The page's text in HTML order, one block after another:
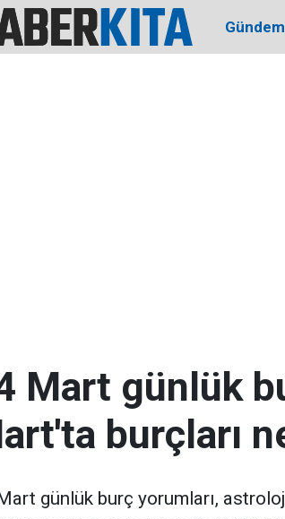
Gündem
Mart günlük
burçları
günlük burç yorumları,